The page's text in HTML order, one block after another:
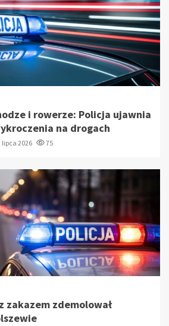
i rowerze: Policja ujawnia
na drogach
lipca 2026 75
zakazem zdemolował